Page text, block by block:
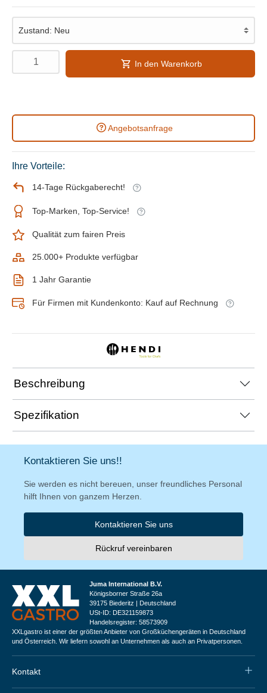
In den Warenkorb
Angebotsanfrage
Ihre Vorteile:
14-Tage Rückgaberecht!
Top-Marken, Top-Service!
Qualität zum fairen Preis
25.000+ Produkte verfügbar
1 Jahr Garantie
Für Firmen mit Kundenkonto: Kauf auf Rechnung
Beschreibung
Spezifikation
Kontaktieren Sie uns!!
Sie werden es nicht bereuen, unser freundliches Personal
hilft Ihnen von ganzem Herzen.
Kontaktieren Sie uns
Rückruf vereinbaren
Juma International B.V.
Königsborner Straße 26a
39175 Biederitz | Deutschland
USt-ID: DE321159873
Handelsregister: 58573909
XXLgastro ist einer der größten Anbieter von Großküchengeräten in Deutschland
und Österreich. Wir liefern sowohl an Unternehmen als auch an Privatpersonen.
Kontakt